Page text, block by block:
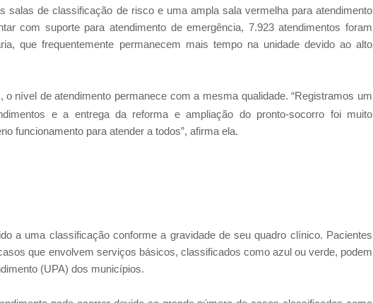
salas de classificação de risco e uma ampla sala vermelha para atendimento
com suporte para atendimento de emergência, 7.923 atendimentos foram
que frequentemente permanecem mais tempo na unidade devido ao alto
o nível de atendimento permanece com a mesma qualidade. “Registramos um
e a entrega da reforma e ampliação do pronto-socorro foi muito
funcionamento para atender a todos”, afirma ela.
a uma classificação conforme a gravidade de seu quadro clínico. Pacientes
que envolvem serviços básicos, classificados como azul ou verde, podem
(UPA) dos municípios.